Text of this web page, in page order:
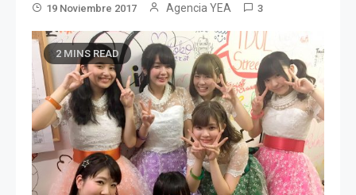
19 Noviembre 2017 Agencia YEA 3
2 MINS READ